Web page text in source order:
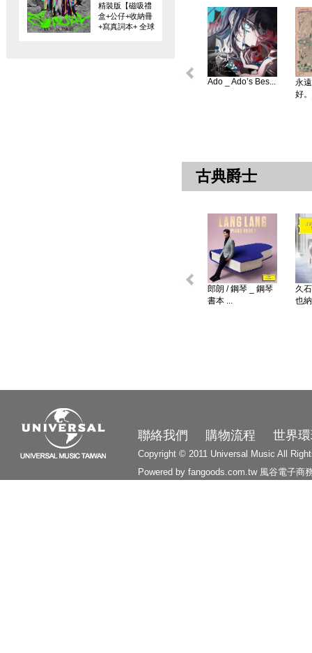
精裝版【磁吸禮
盒+公仔+收納冊
+寫真詞本+ 全球
Ado _ Ado’s Bes...
永
好
古典爵士
郎朗 / 鋼琴 _ 鋼琴
書本 ...
久
也
聯絡我們 購物流程 世界
Copyright © 2011 Universal Music All
Powered by fangoods.com.tw 風谷電子商